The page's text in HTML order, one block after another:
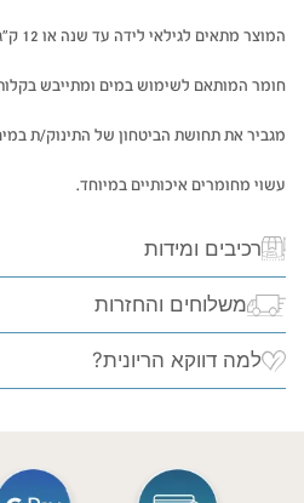
רכיבים ומידות
משלוחים והחזרות
למה דווקא הריונית?
המוצר מתאים לגילאי לידה עד שנה או 12 ק”ג.
חומר המותאם לשימוש במים ומתייבש
מגביר את תחושת הביטחון של התינוק/ת
עשוי מחומרים איכותיים במיוחד.